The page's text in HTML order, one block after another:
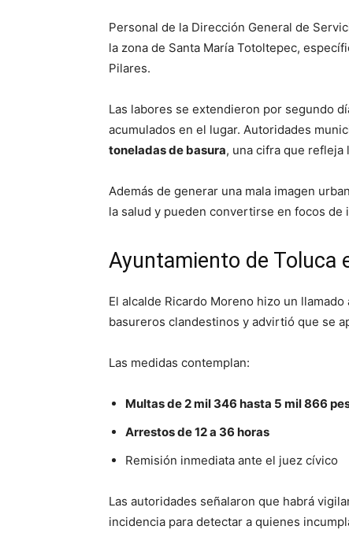
Personal de la Dirección General de
la zona de Santa María Totoltepec,
Pilares.
Las labores se extendieron por segundo
acumulados en el lugar. Autoridades
toneladas de basura, una cifra que refleja
Además de generar una mala imagen
la salud y pueden convertirse en focos
Ayuntamiento de Toluca
El alcalde Ricardo Moreno hizo un
basureros clandestinos y advirtió que se
Las medidas contemplan:
Multas de 2 mil 346 hasta 5 mil 866
Arrestos de 12 a 36 horas
Remisión inmediata ante el juez cívico
Las autoridades señalaron que habrá
incidencia para detectar a quienes